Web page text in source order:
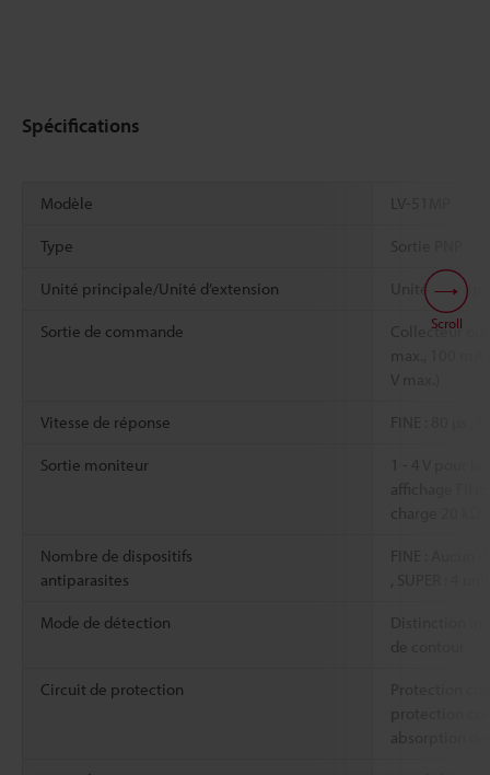
Spécifications
Modèle LV-51MP
Type Sortie PNP
Unité principale/Unité d’extension Unité
Sortie de commande
Collecteur
max., 100
V max.)
Vitesse de réponse FINE : 80 µs ,
Sortie moniteur
affichage
charge 20 kΩ
Nombre de dispositifs
antiparasites
FINE : Aucun
, SUPER : 4
Mode de détection
Distinction
de contour
Circuit de protection
Protection
protection
absorption
Scroll